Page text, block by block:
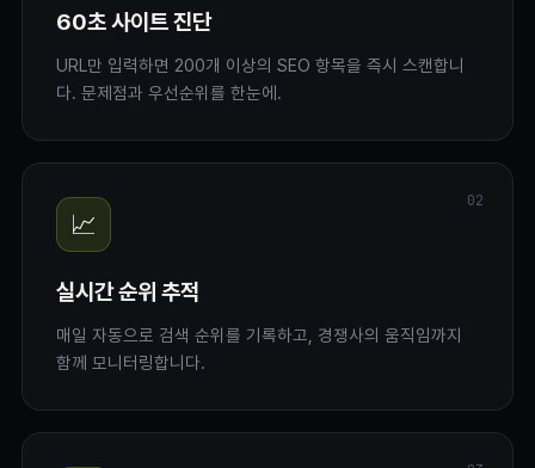
60초 사이트 진단
URL만 입력하면 200개 이상의 SEO 항목을 즉시 스캔합니
다. 문제점과 우선순위를 한눈에.
02
📈
실시간 순위 추적
매일 자동으로 검색 순위를 기록하고, 경쟁사의 움직임까지
함께 모니터링합니다.